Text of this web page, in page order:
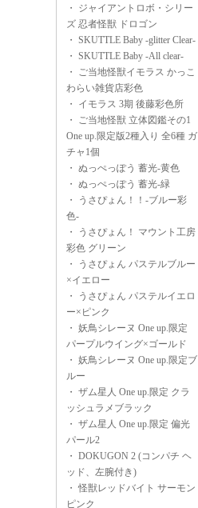
・ ジャイアントロボ・シリー
ズ 忍者怪獣 ドロゴン
・ SKUTTLE Baby -glitter Clear-
・ SKUTTLE Baby -All clear-
・ ご当地怪獣イモラス かっこ
わらい雑貨店彩色
・ イモラス 3期 後藤彩色所
・ ご当地怪獣 立体図鑑その1
One up.限定版2種入り 全6種 ガ
チャ1個
・ ぬっぺっぽう 蓄光-黄色
・ ぬっぺっぽう 蓄光-緑
・
うさぴょん！！-ブルー彩
色-
・
うさぴょん！ マウント工房
彩色 グリーン
・
うさぴょん パステルブルー
×イエロー
・
うさぴょん パステルイエロ
ー×ピンク
・ 妖鳥シレーヌ One up.限定
パープルウイング×ゴールド
・ 妖鳥シレーヌ One up.限定ブ
ルー
・ ザム星人 One up.限定 クラ
ッシュラメブラック
・ ザム星人 One up.限定 偏光
パール2
・ DOKUGON 2 (コンパチ ヘ
ッド、左腕付き)
・怪獣レッドバイト サーモン
ピンク